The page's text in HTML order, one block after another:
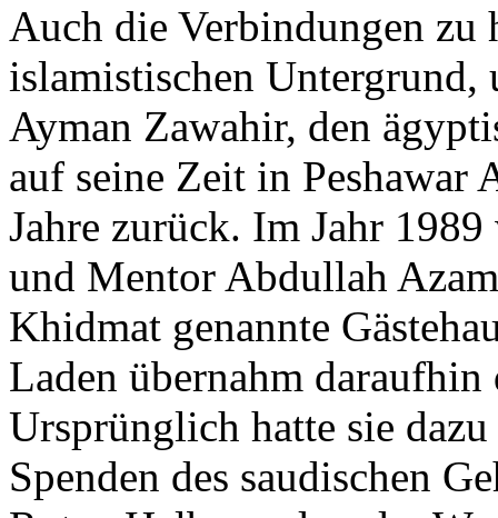
Auch die Verbindungen zu
islamistischen Untergrund,
Ayman Zawahir, den
auf seine Zeit in Peshawar
Jahre zurück. Im Jahr
und Mentor Abdullah
Khidmat genannte
Laden übernahm
Ursprünglich hatte sie
Spenden des saudischen